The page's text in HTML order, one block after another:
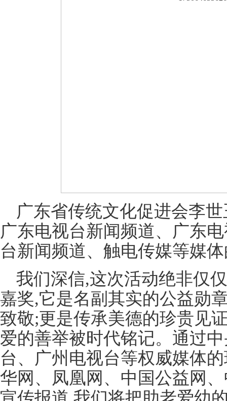
广东省传统文化促进会李
广东电视台新闻频道、广东
台新闻频道、触电传媒等媒
我们深信,这次活动绝非仅
嘉奖,它是名副其实的公益勋
致敬;更是传承美德的珍贵见
爱的善举被时代铭记。通过
台、广州电视台等权威媒体
华网、凤凰网、中国公益网